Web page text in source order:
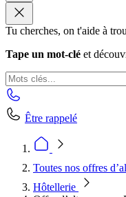
Tu cherches, on t'aide à
Tape un mot-clé et
Être rappelé
Toutes nos offres
Hôtellerie